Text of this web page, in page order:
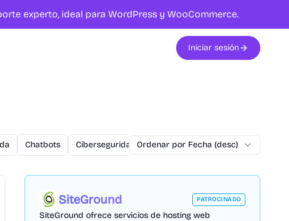
experto, ideal para WordPress y WooCommerce.
Iniciar sesión
Chatbots Ciberseguridad commercetools Conversiones
Ordenar por Fecha (desc)
SiteGround PATROCINADO
SiteGround ofrece servicios de hosting web